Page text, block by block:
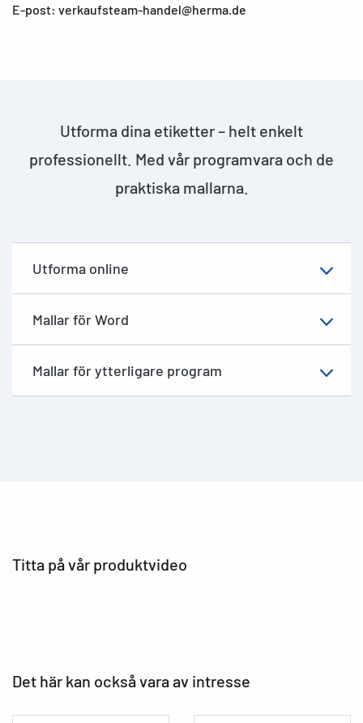
E-post: verkaufsteam-handel@herma.de
Utforma dina etiketter – helt enkelt
professionellt. Med vår programvara och de
praktiska mallarna.
Utforma online
Mallar för Word
Mallar för ytterligare program
Titta på vår produktvideo
Det här kan också vara av intresse